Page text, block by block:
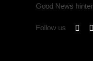
Good News
Follow us